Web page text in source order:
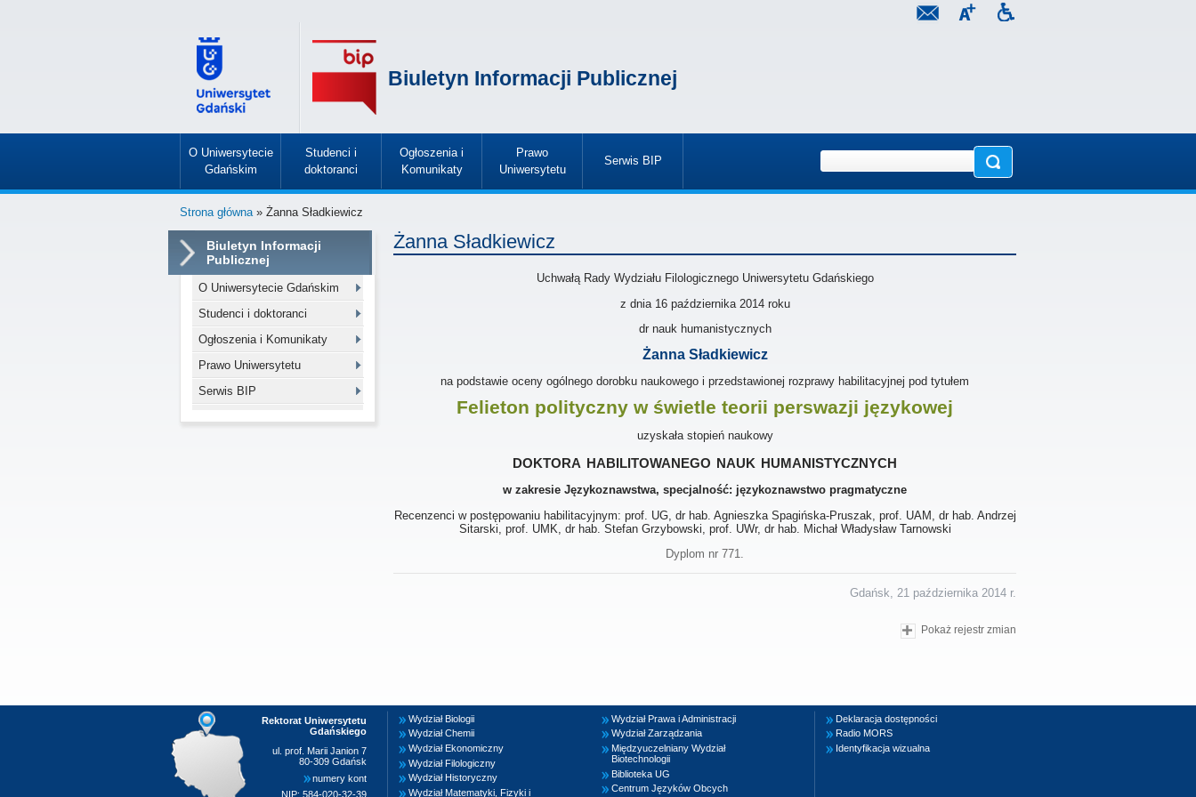
Biuletyn Informacji Publicznej
O Uniwersytecie
Gdańskim
»
Studenci i
doktoranci
»
Ogłoszenia i
Komunikaty
»
Prawo
Uniwersytetu
»
Serwis BIP
»
Strona główna» Żanna Sładkiewicz
Biuletyn Informacji
Publicznej
O Uniwersytecie Gdańskim
Studenci i doktoranci
Ogłoszenia i Komunikaty
Prawo Uniwersytetu
Serwis BIP
Żanna Sładkiewicz
Uchwałą Rady Wydziału Filologicznego Uniwersytetu Gdańskiego
z dnia 16 października 2014roku
dr nauk humanistycznych
Żanna Sładkiewicz
na podstawie oceny ogólnego dorobku naukowego i przedstawionej rozprawy habilitacyjnej pod tytułem
Felieton polityczny w świetle teorii perswazji językowej
uzyskała stopień naukowy
doktora habilitowanego nauk humanistycznych
w zakresie Językoznawstwa, specjalność: językoznawstwo pragmatyczne
Recenzenci w postępowaniu habilitacyjnym: prof. UG, dr hab. Agnieszka Spagińska-Pruszak, prof. UAM, dr hab. Andrzej
Sitarski, prof. UMK, dr hab. Stefan Grzybowski, prof. UWr, dr hab. Michał Władysław Tarnowski
Dyplom nr 771.
Gdańsk, 21 października 2014 r.
Pokaż rejestr zmian
Rektorat Uniwersytetu
Gdańskiego
ul. prof. Marii Janion 7
80-309 Gdańsk
numery kont
NIP: 584-020-32-39
Wydział Biologii
Wydział Chemii
Wydział Ekonomiczny
Wydział Filologiczny
Wydział Historyczny
Wydział Matematyki, Fizyki i
Wydział Prawa i Administracji
Wydział Zarządzania
Międzyuczelniany Wydział
Biotechnologii
Biblioteka UG
Centrum Języków Obcych
Deklaracja dostępności
Radio MORS
Identyfikacja wizualna